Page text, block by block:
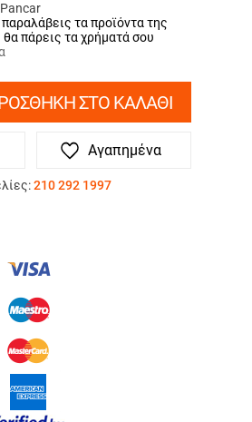
τα προϊόντα της
πάρεις τα χρήματά σου
ΣΤΟ ΚΑΛΑΘΙ
Αγαπημένα
210 292 1997